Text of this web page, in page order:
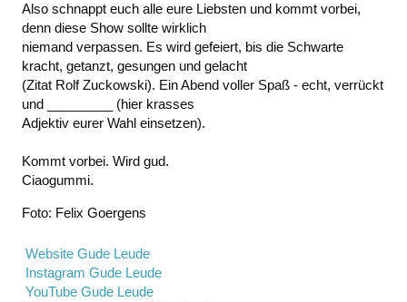
Also schnappt euch alle eure Liebsten und kommt vorbei,
denn diese Show sollte wirklich
niemand verpassen. Es wird gefeiert, bis die Schwarte
kracht, getanzt, gesungen und gelacht
(Zitat Rolf Zuckowski). Ein Abend voller Spaß - echt, verrückt
und _________ (hier krasses
Adjektiv eurer Wahl einsetzen).
Kommt vorbei. Wird gud.
Ciaogummi.
Foto: Felix Goergens
Website Gude Leude
Instagram Gude Leude
YouTube Gude Leude